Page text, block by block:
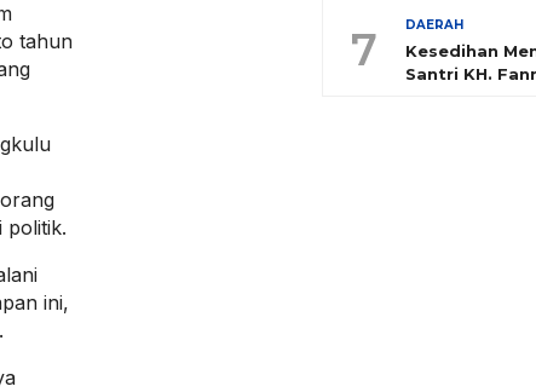
tahun
politik.
ini,
7 DAERAH
Kesedihan
Santri KH.